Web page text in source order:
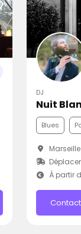
DJ
Nuit
Blues
Marseille
À partir